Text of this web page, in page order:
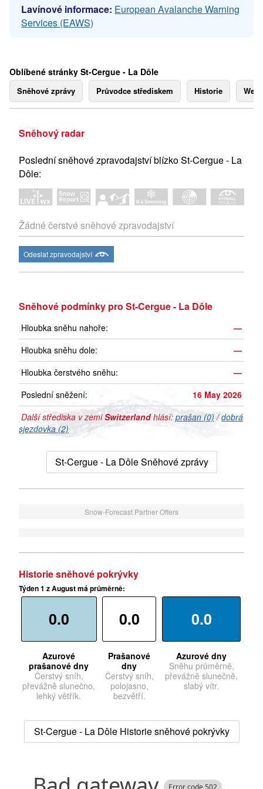
Lavínové informace: European Avalanche Warning
Services (EAWS)
Oblíbené stránky St-Cergue - La Dôle
Sněhové zprávy Průvodce střediskem Historie
Sněhový radar
Poslední sněhové zpravodajství blízko St-Cergue - La
Dôle:
Žádné čerstvé sněhové zpravodajství
Odeslat zpravodajství
Sněhové podmínky pro St-Cergue - La Dôle
Hloubka sněhu nahoře:
—
Hloubka sněhu dole:
—
Hloubka čerstvého sněhu:
—
Poslední sněžení:
16 May 2026
Další střediska v zemiSwitzerlandhlásí: prašan (0) /dobrá
sjezdovka (2)
St-Cergue - La Dôle Sněhové zprávy
Snow-Forecast Partner Offers
Historie sněhové pokrývky
Týden 1 z August má průměrně:
0.0
Azurové
prašanové dny
Čerstvý sníh,
převážně slunečno,
lehký větřík.
0.0
Prašanové
dny
Čerstvý sníh,
polojasno,
bezvětří.
0.0
Azurové dny
Sněhu průměrně,
převážně slunečně,
slabý vítr.
St-Cergue - La Dôle Historie sněhové pokrývky